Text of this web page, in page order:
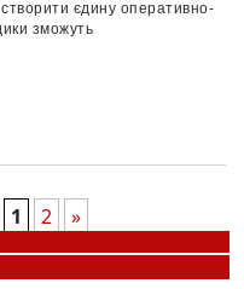
єдину оперативно-
зможуть
1 2
»